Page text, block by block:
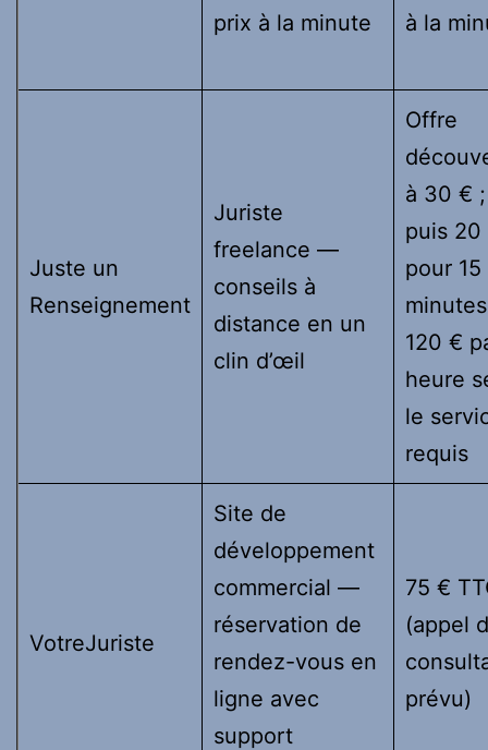
prix à la minute
à la
Juste un
Renseignement
Juriste
freelance —
conseils à
distance en un
clin d’œil
Offre
à 30 € ;
puis 20
pour 15
120 €
heure
le
requis
VotreJuriste
Site de
développement
commercial —
réservation de
rendez-vous en
ligne avec
support
75 €
(appel
prévu)